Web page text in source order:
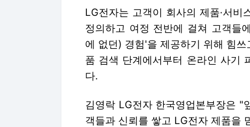
LG전자는 고객이 회사의 제품·서
정의하고 여정 전반에 걸쳐 고객들
에 없던) 경험'을 제공하기 위해 힘
품 검색 단계에서부터 온라인 사기
다.
김영락 LG전자 한국영업본부장은 "
객들과 신뢰를 쌓고 LG전자 제품을